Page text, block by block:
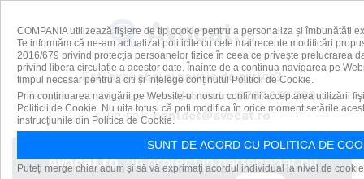
Ești avocat și ai nevoie de ajutor?
Te rugăm contacteaz-o peAlexandra0787 636 708sau
scrie-ne lacontact@avocat.ro
Avocat.ro, un proiect în parteneriat cu
COMPANIA utilizează fişiere de tip cookie pentru a personaliza și îmbunătăți
Te informăm că ne-am actualizat politicile cu cele mai recente modificări
2016/679 privind protecția persoanelor fizice în ceea ce privește prelucrarea
privind libera circulație a acestor date. Înainte de a continua navigarea pe
timpul necesar pentru a citi și înțelege conținutul Politicii de Cookie.
Prin continuarea navigării pe Website-ul nostru confirmi acceptarea utilizării
Politicii de Cookie. Nu uita totuși că poți modifica în orice moment setările
instrucțiunile din Politica de Cookie.
SUNT DE ACORD CU POLITICA DE
Puteți merge chiar acum și să vă exprimați acordul individual la nivel de